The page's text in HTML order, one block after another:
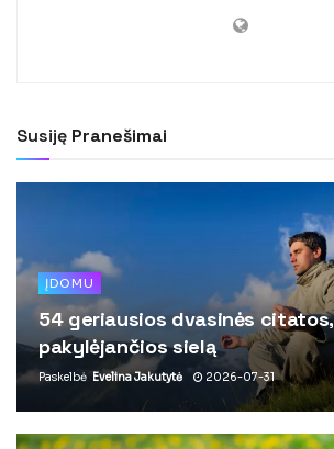
Susiję Pranešimai
ĮDOMU
54 geriausios dvasinės citatos,
pakylėjančios sielą
Paskelbė Evelina Jakutytė 2026-07-31